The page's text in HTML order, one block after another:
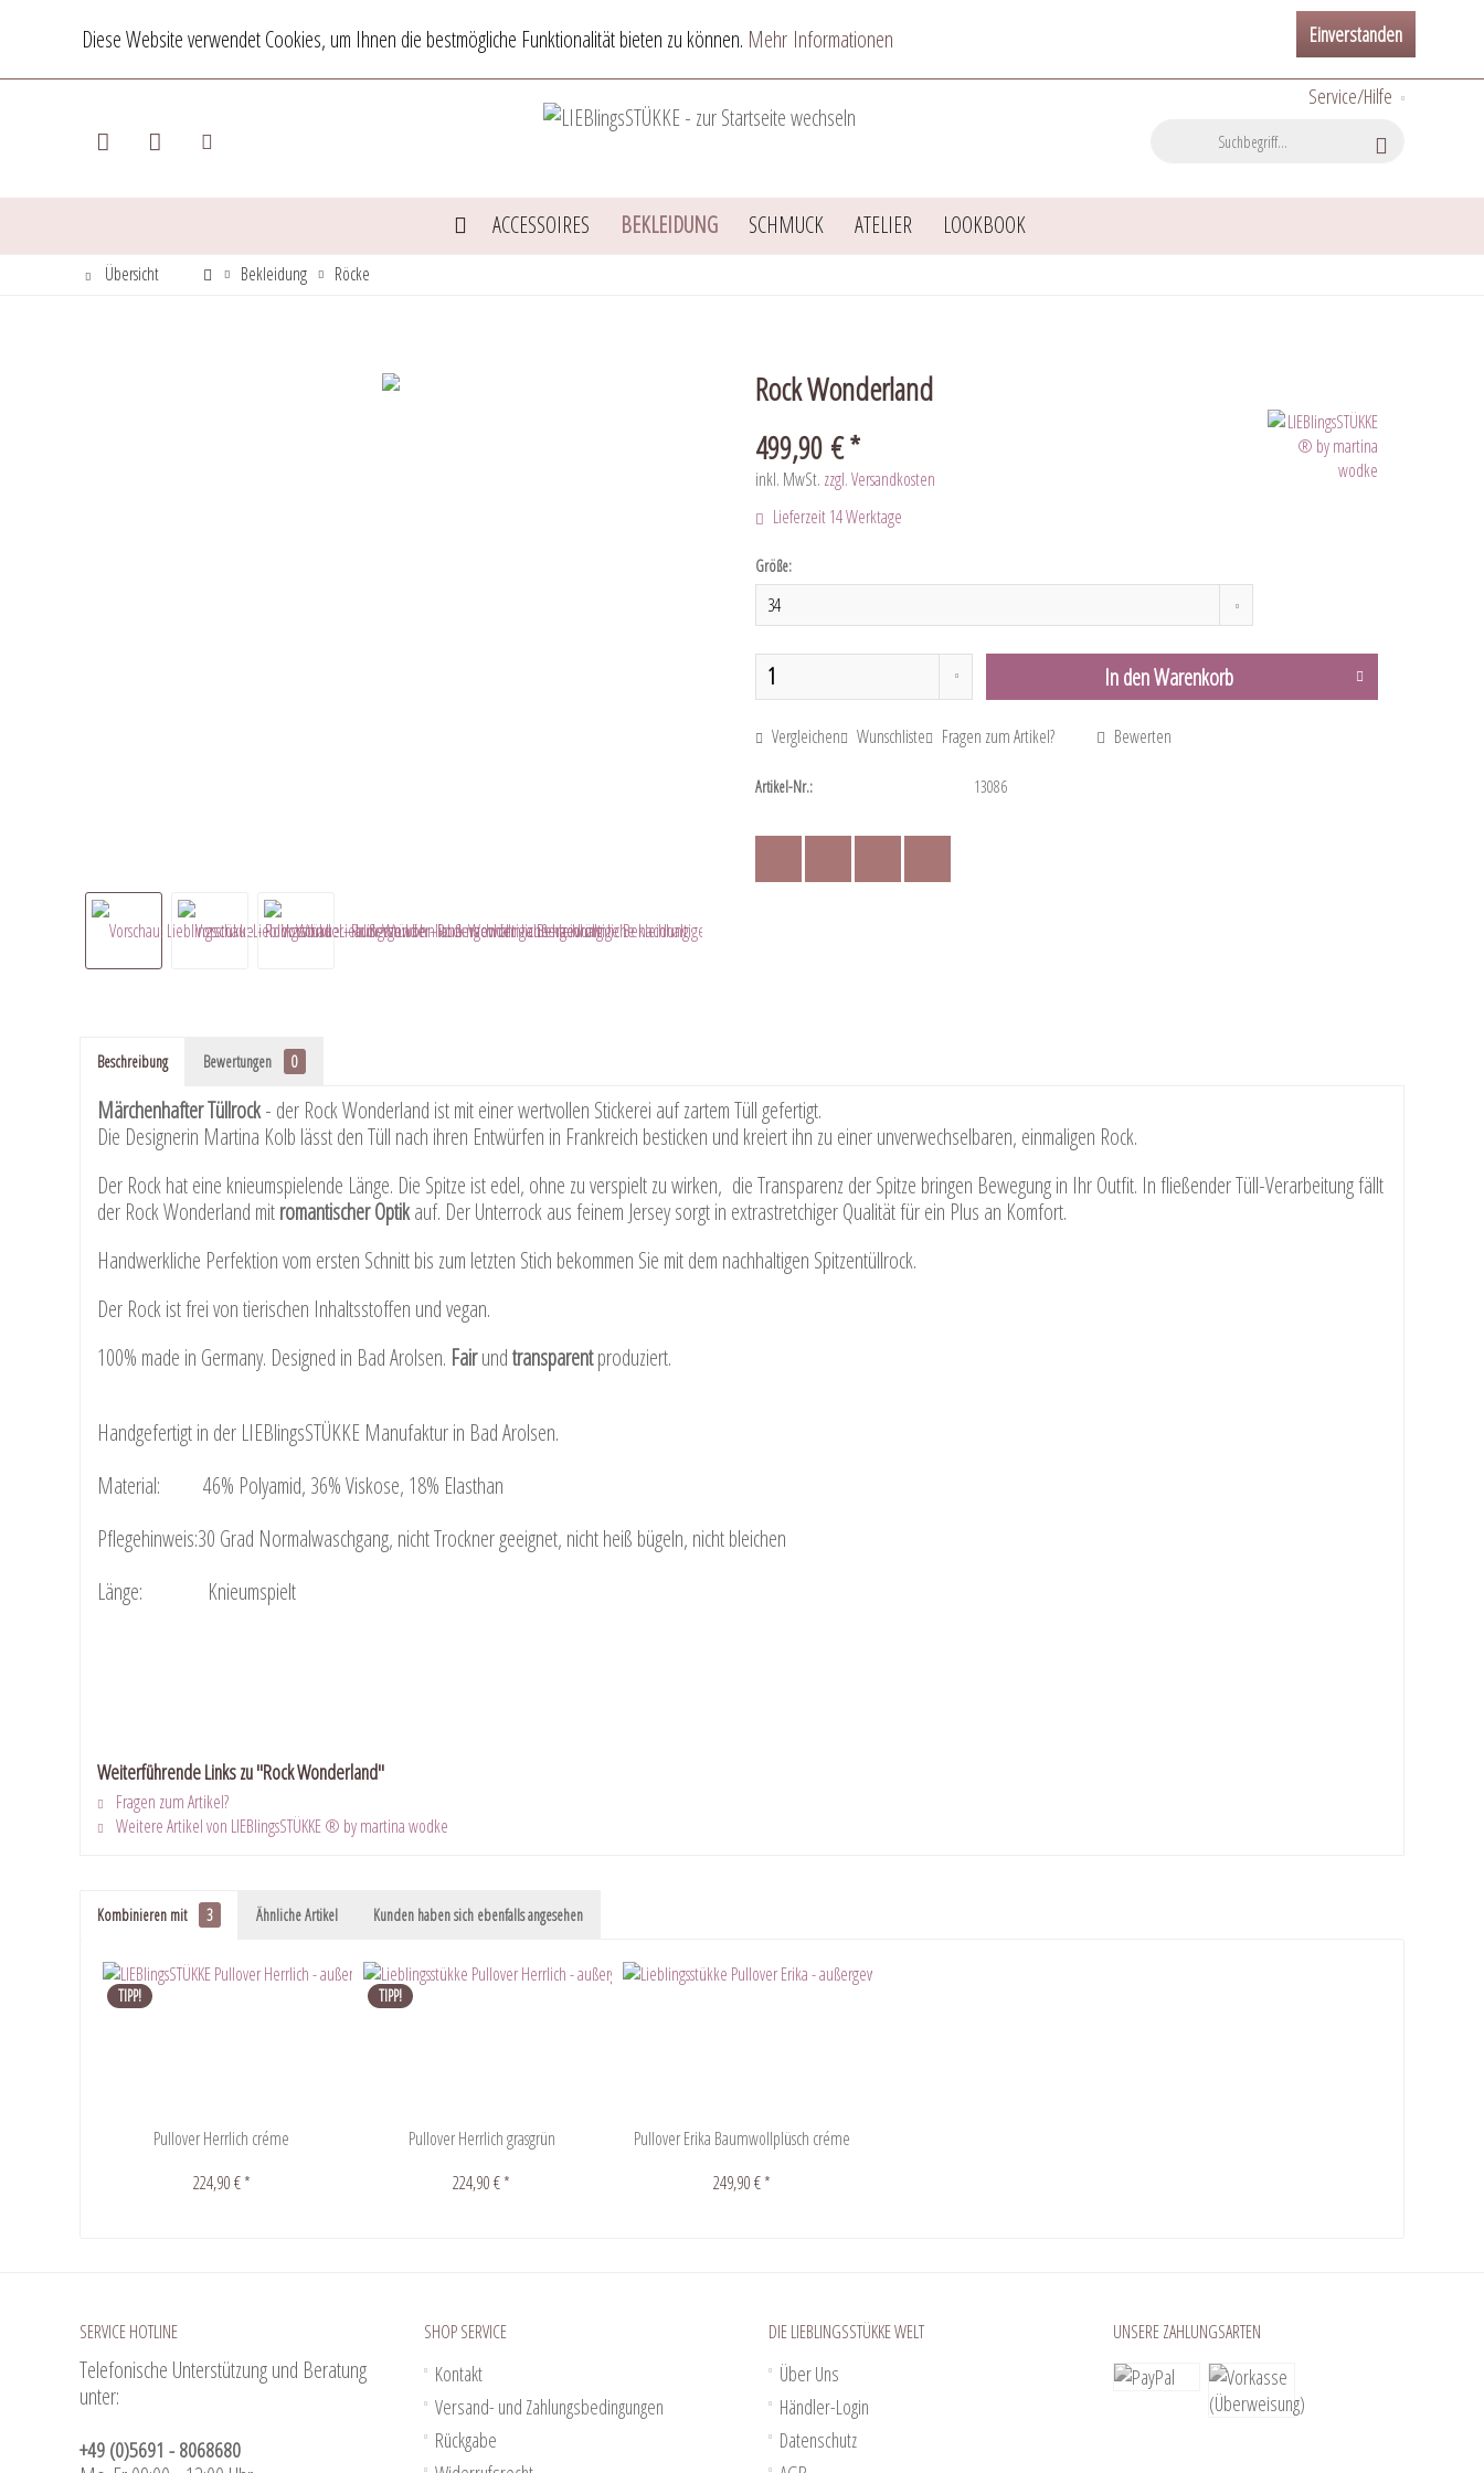
Diese Website verwendet Cookies, um Ihnen die bestmögliche Funktionalität bieten zu können. Mehr Informationen Einverstanden
Service/Hilfe
ACCESSOIRES BEKLEIDUNG SCHMUCK ATELIER LOOKBOOK
Übersicht Bekleidung Röcke
Rock Wonderland
499,90 € *
inkl. MwSt. zzgl. Versandkosten
Lieferzeit 14 Werktage
Größe:
In denWarenkorb
Vergleichen Wunschliste Fragen zum Artikel? Bewerten
Artikel-Nr.: 13086
Beschreibung Bewertungen 0
Märchenhafter Tüllrock- der Rock Wonderland ist mit einer wertvollen Stickerei auf zartem Tüll gefertigt.
Die Designerin Martina Kolb lässt den Tüll nach ihren Entwürfen in Frankreich besticken und kreiert ihn zu einer unverwechselbaren, einmaligen Rock.
Der Rock hat eine knieumspielende Länge. Die Spitze ist edel, ohne zu verspielt zu wirken, die Transparenz der Spitze bringen Bewegung in Ihr Outfit. In fließender Tüll-Verarbeitung fällt
der Rock Wonderland mitromantischer Optikauf. Der Unterrock aus feinem Jersey sorgt in extrastretchiger Qualität für ein Plus an Komfort.
Handwerkliche Perfektion vom ersten Schnitt bis zum letzten Stich bekommen Sie mit dem nachhaltigen Spitzentüllrock.
Der Rock ist frei von tierischen Inhaltsstoffen und vegan.
100% made in Germany. Designed in Bad Arolsen. Fairundtransparentproduziert.
Handgefertigt in der LIEBlingsSTÜKKE Manufaktur in Bad Arolsen.
Material: 46% Polyamid, 36% Viskose, 18% Elasthan
Pflegehinweis:30 Grad Normalwaschgang, nicht Trockner geeignet, nicht heiß bügeln, nicht bleichen
Länge: Knieumspielt
Weiterführende Links zu "Rock Wonderland"
Fragen zum Artikel?
Weitere Artikel von LIEBlingsSTÜKKE ® by martina wodke
Kombinieren mit 3 Ähnliche Artikel Kunden haben sich ebenfalls angesehen
TIPP!
Pullover Herrlich créme
224,90 € *
TIPP!
Pullover Herrlich grasgrün
224,90 € *
Pullover Erika Baumwollplüsch créme
249,90 € *
SERVICE HOTLINE
Telefonische Unterstützung und Beratung
unter:
+49 (0)5691 - 8068680
SHOP SERVICE
Kontakt
Versand- und Zahlungsbedingungen
Rückgabe
DIE LIEBLINGSSTÜKKE WELT
Über Uns
Händler-Login
Datenschutz
UNSERE ZAHLUNGSARTEN